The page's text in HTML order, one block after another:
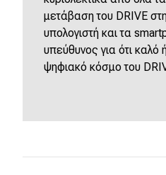
μετάβαση του DRIVE
υπολογιστή και τα
υπεύθυνος για ότι καλό
ψηφιακό κόσμο του